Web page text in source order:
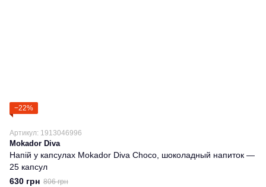
−22%
Артикул: 1913046996
Mokador Diva
Напій у капсулах Mokador Diva Choco, шоколадный напиток —
25 капсул
630 грн 806 грн